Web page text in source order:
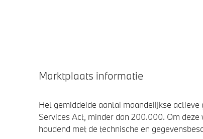
Marktplaats informatie
Het gemiddelde aantal maandelijkse
Services Act, minder dan 200.000. Om
houdend met de technische en